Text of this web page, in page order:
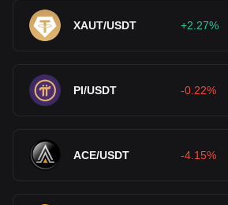
XAUT/USDT +2.27%
PI/USDT -0.22%
ACE/USDT -4.15%